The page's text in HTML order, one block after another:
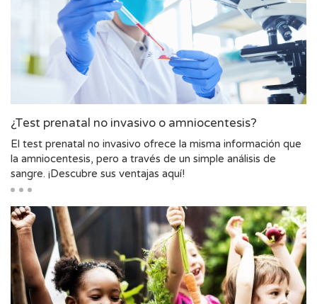
¿Test prenatal no invasivo o amniocentesis?
El test prenatal no invasivo ofrece la misma información que
la amniocentesis, pero a través de un simple análisis de
sangre. ¡Descubre sus ventajas aquí!